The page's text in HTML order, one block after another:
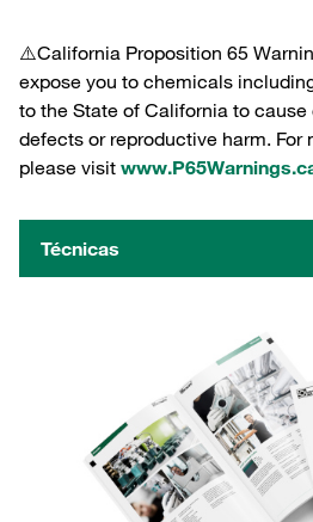
⚠️California Proposition 65
expose you to chemicals
to the State of California to
defects or reproductive harm. For
please visit
Técnicas